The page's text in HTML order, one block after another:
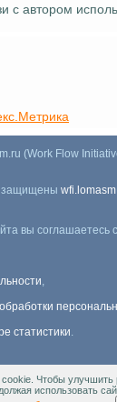
с автором
(Work Flow
защищены
вы соглашаетесь с
,
статистики.
.
Чтобы улучшить
использовать